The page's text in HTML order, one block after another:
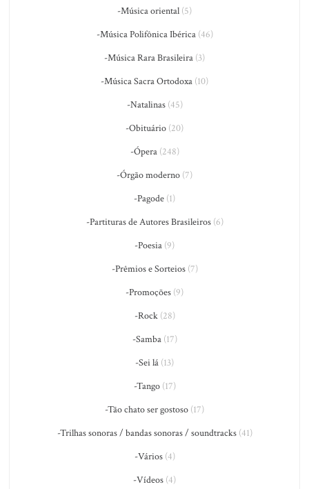
-Música oriental (5)
-Música Polifônica Ibérica(46)
-Música Rara Brasileira (3)
-Música Sacra Ortodoxa (10)
-Natalinas(45)
-Obituário (20)
-Ópera(248)
-Órgão moderno (7)
-Pagode (1)
-Partituras de Autores Brasileiros(6)
-Poesia (9)
-Prêmios e Sorteios(7)
-Promoções (9)
-Rock(28)
-Samba(17)
-Sei lá (13)
-Tango(17)
-Tão chato ser gostoso (17)
-Trilhas sonoras / bandas sonoras / soundtracks(41)
-Vários(4)
-Vídeos (4)